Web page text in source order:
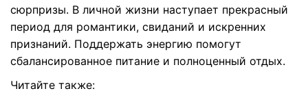
сюрпризы. В личной жизни наступает прекрасный
период для романтики, свиданий и искренних
признаний. Поддержать энергию помогут
сбалансированное питание и полноценный отдых.
Читайте также: